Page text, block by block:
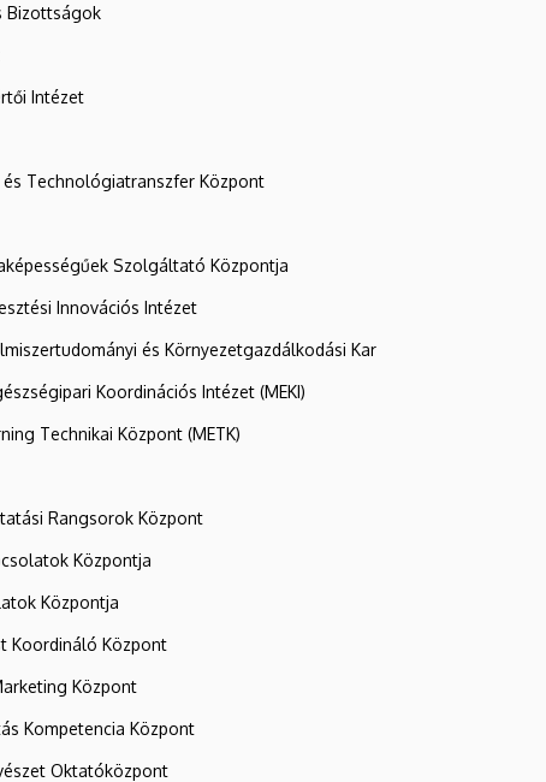
Bizottságok
Intézet
Technológiatranszfer Központ
Szolgáltató Központja
Innovációs Intézet
és Környezetgazdálkodási Kar
Koordinációs Intézet (MEKI)
Technikai Központ (METK)
Rangsorok Központ
Központja
Központja
Koordináló Központ
Központ
Kompetencia Központ
Oktatóközpont